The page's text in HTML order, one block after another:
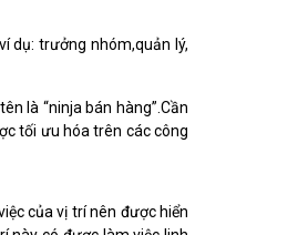
dụ: trưởng nhóm,quản lý,
là “ninja bán hàng”.Cần
tối ưu hóa trên các công
của vị trí nên được hiển